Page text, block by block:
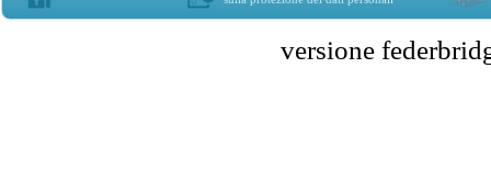
versione